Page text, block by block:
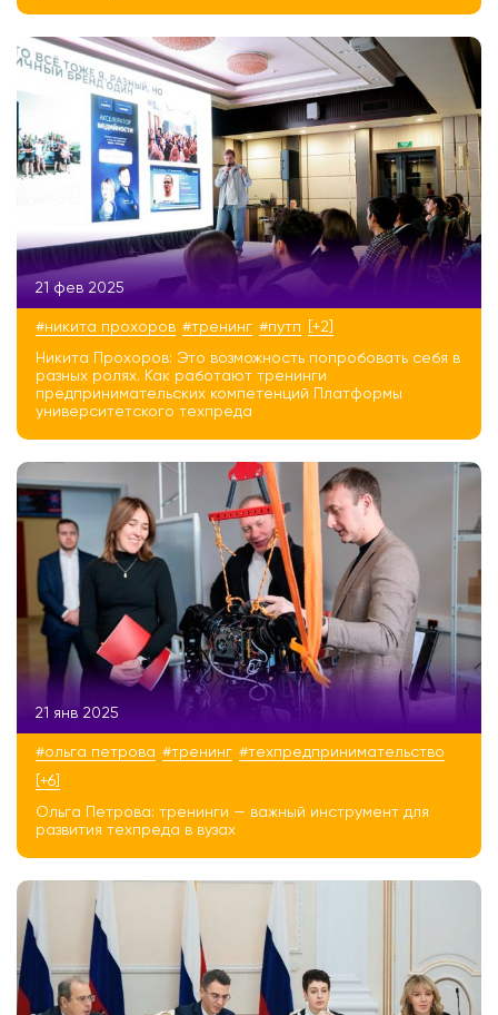
21 фев 2025
#никита прохоров #тренинг #путп
[+2]
Никита Прохоров: Это возможность попробовать себя в
разных ролях. Как работают тренинги
предпринимательских компетенций Платформы
университетского техпреда
21 янв 2025
#ольга петрова #тренинг #техпредпринимательство
[+6]
Ольга Петрова: тренинги — важный инструмент для
развития техпреда в вузах